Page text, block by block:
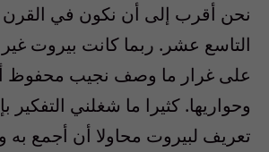
نحن أقرب إلى أن نكون في القرن
التاسع عشر. ربما كانت بيروت
على غرار ما وصف نجيب محفوظ
وحواريها. كثيرا ما شغلني التفكير
تعريف لبيروت محاولا أن أجمع به